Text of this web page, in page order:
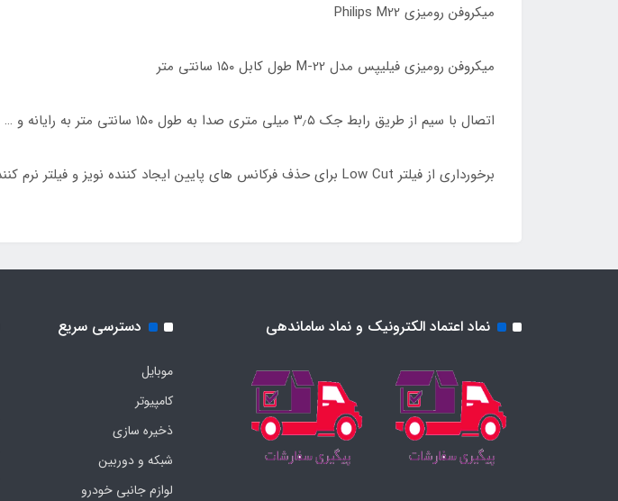
میکروفن رومیزی Philips M22
میکروفن رومیزی فیلیپس مدل M-22 طول کابل ۱۵۰ سانتی متر
اتصال با سیم از طریق رابط جک ۳٫۵ میلی متری صدا به طول ۱۵۰ سانتی متر به رایانه و …
برخورداری از فیلتر Low Cut برای حذف فرکانس های پایین ایجاد کننده نویز و فیلتر نرم کننده صدا جهت خروجی صدای شفاف و با کیفیت
نماد اعتماد الکترونیک و نماد ساماندهی دسترسی سریع
موبایل
کامپیوتر
ذخیره سازی
شبکه و دوربین
لوازم جانبی خودرو